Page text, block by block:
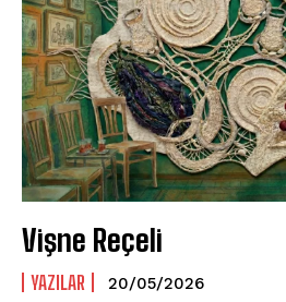
Vişne Reçeli
YAZILAR 20/05/2026